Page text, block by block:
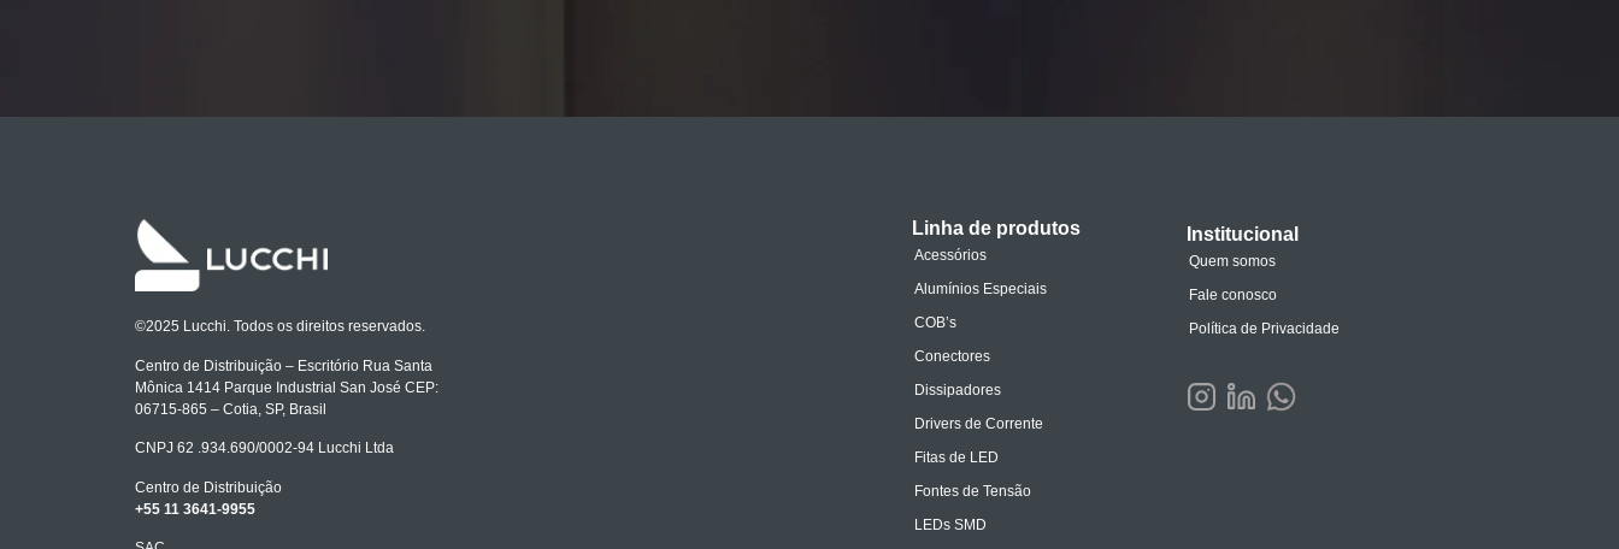
©2025 Lucchi. Todos os direitos reservados.
Centro de Distribuição – Escritório Rua Santa
Mônica 1414 Parque Industrial San José CEP:
06715-865 – Cotia, SP, Brasil
CNPJ 62 .934.690/0002-94 Lucchi Ltda
Centro de Distribuição
+55 11 3641-9955
Linha de produtos
Acessórios
Alumínios Especiais
COB’s
Conectores
Dissipadores
Drivers de Corrente
Fitas de LED
Fontes de Tensão
LEDs SMD
Institucional
Quem somos
Fale conosco
Política de Privacidade